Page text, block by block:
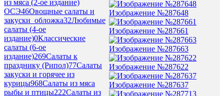
из мяса (2-ое издание)
ОСЭ46Овощные салаты и
закуски_обложка32Любимые
салаты (4-ое
издание)0Классические
салаты (6-ое
издание)269Салаты к
празднику (Рипол)77Салаты
закуски и горячее из
курицы968Салаты из мяса
рыбы и птицы222Салаты из
Изображение №287648
Изображение №287661
Изображение №287663
Изображение №287622
Изображение №287637